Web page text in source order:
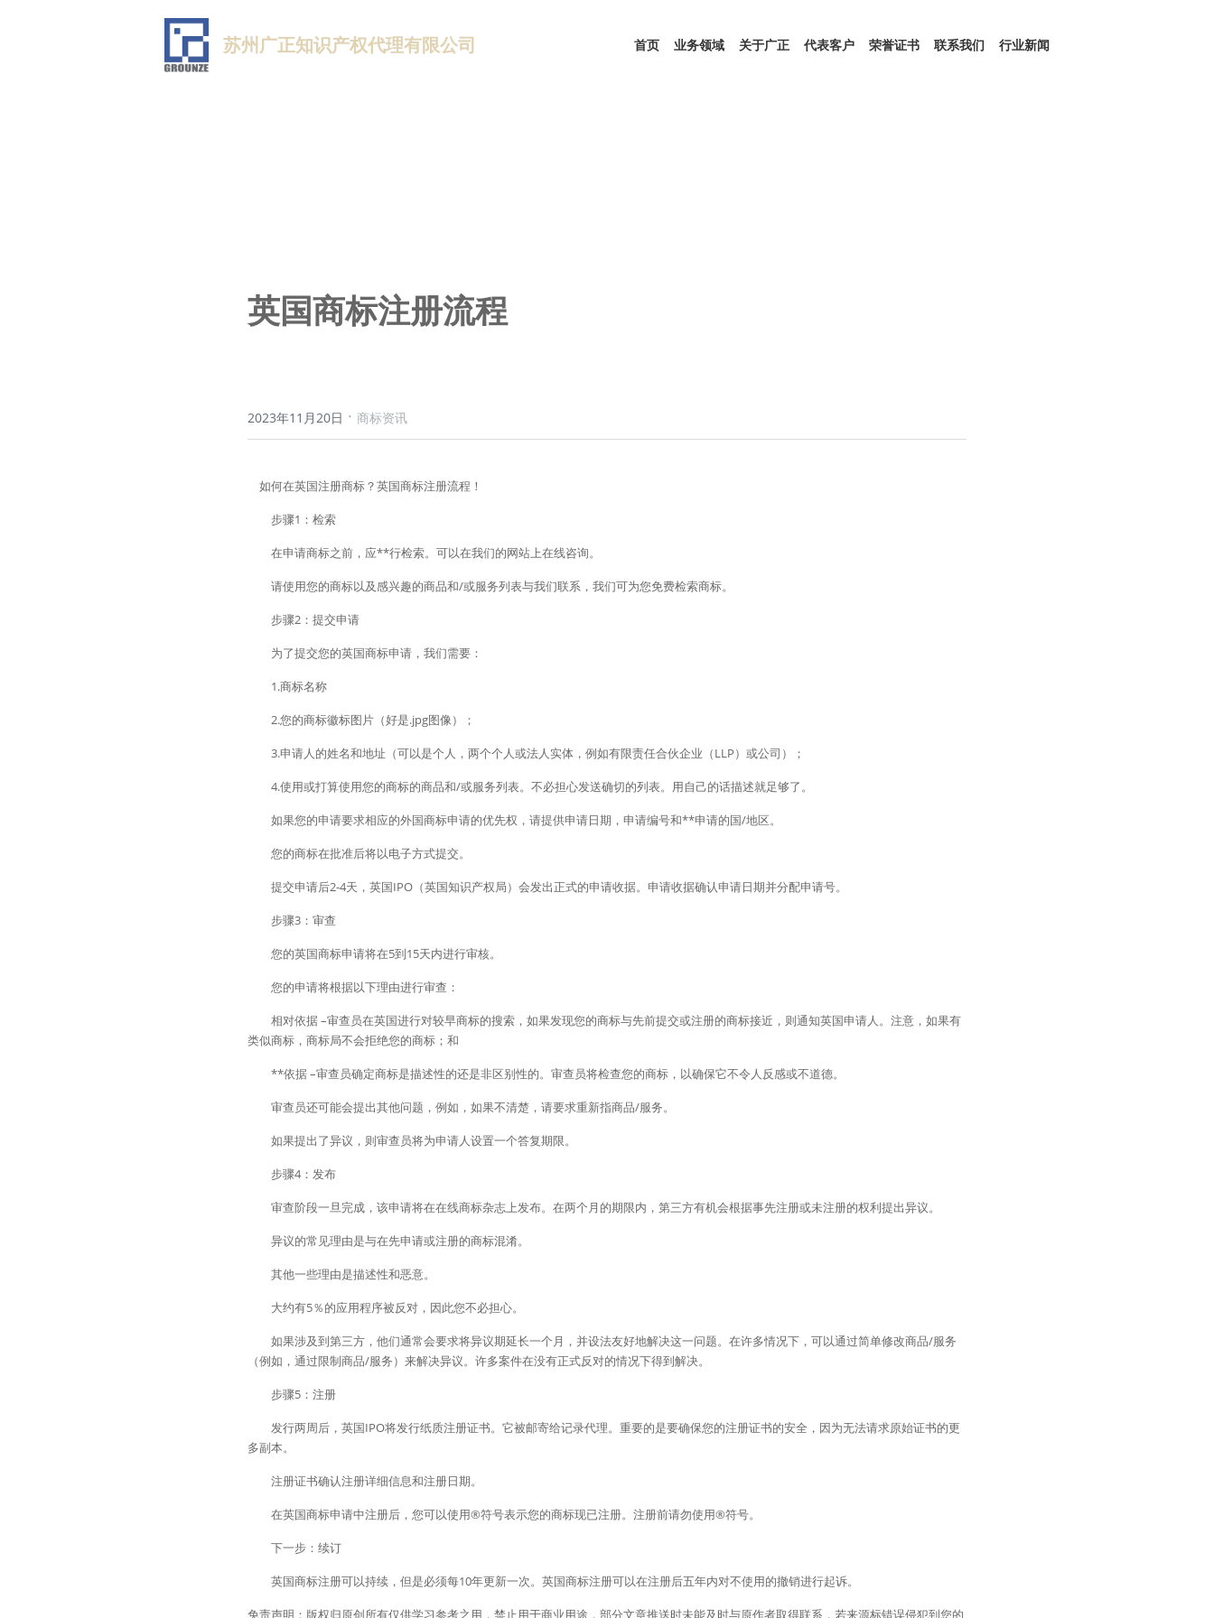
苏州广正知识产权代理有限公司 首页 业务领域 关于广正 代表客户 荣誉证书 联系我们 行业新闻
英国商标注册流程
2023年11月20日 · 商标资讯
如何在英国注册商标？英国商标注册流程！
步骤1：检索
在申请商标之前，应**行检索。可以在我们的网站上在线咨询。
请使用您的商标以及感兴趣的商品和/或服务列表与我们联系，我们可为您免费检索商标。
步骤2：提交申请
为了提交您的英国商标申请，我们需要：
1.商标名称
2.您的商标徽标图片（好是.jpg图像）；
3.申请人的姓名和地址（可以是个人，两个个人或法人实体，例如有限责任合伙企业（LLP）或公司）；
4.使用或打算使用您的商标的商品和/或服务列表。不必担心发送确切的列表。用自己的话描述就足够了。
如果您的申请要求相应的外国商标申请的优先权，请提供申请日期，申请编号和**申请的国/地区。
您的商标在批准后将以电子方式提交。
提交申请后2-4天，英国IPO（英国知识产权局）会发出正式的申请收据。申请收据确认申请日期并分配申请号。
步骤3：审查
您的英国商标申请将在5到15天内进行审核。
您的申请将根据以下理由进行审查：
相对依据 –审查员在英国进行对较早商标的搜索，如果发现您的商标与先前提交或注册的商标接近，则通知英国申请人。注意，如果有
类似商标，商标局不会拒绝您的商标；和
**依据 –审查员确定商标是描述性的还是非区别性的。审查员将检查您的商标，以确保它不令人反感或不道德。
审查员还可能会提出其他问题，例如，如果不清楚，请要求重新指商品/服务。
如果提出了异议，则审查员将为申请人设置一个答复期限。
步骤4：发布
审查阶段一旦完成，该申请将在在线商标杂志上发布。在两个月的期限内，第三方有机会根据事先注册或未注册的权利提出异议。
异议的常见理由是与在先申请或注册的商标混淆。
其他一些理由是描述性和恶意。
大约有5％的应用程序被反对，因此您不必担心。
如果涉及到第三方，他们通常会要求将异议期延长一个月，并设法友好地解决这一问题。在许多情况下，可以通过简单修改商品/服务
（例如，通过限制商品/服务）来解决异议。许多案件在没有正式反对的情况下得到解决。
步骤5：注册
发行两周后，英国IPO将发行纸质注册证书。它被邮寄给记录代理。重要的是要确保您的注册证书的安全，因为无法请求原始证书的更
多副本。
注册证书确认注册详细信息和注册日期。
在英国商标申请中注册后，您可以使用®符号表示您的商标现已注册。注册前请勿使用®符号。
下一步：续订
英国商标注册可以持续，但是必须每10年更新一次。英国商标注册可以在注册后五年内对不使用的撤销进行起诉。
免责声明：版权归原创所有仅供学习参考之用，禁止用于商业用途，部分文章推送时未能及时与原作者取得联系，若来源标错误侵犯到您的